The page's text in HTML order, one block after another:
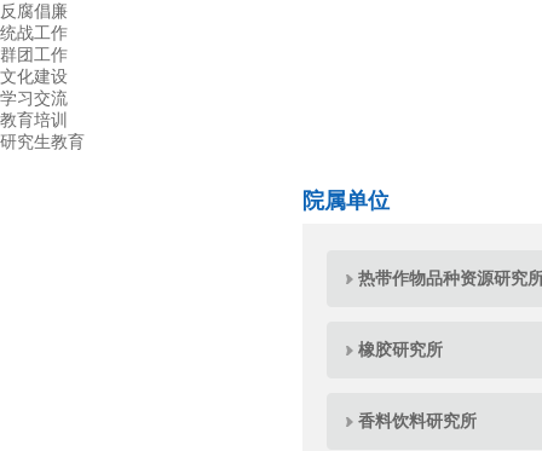
反腐倡廉
统战工作
群团工作
文化建设
学习交流
教育培训
研究生教育
院属单位
热带作物品种资源研究
橡胶研究所
香料饮料研究所